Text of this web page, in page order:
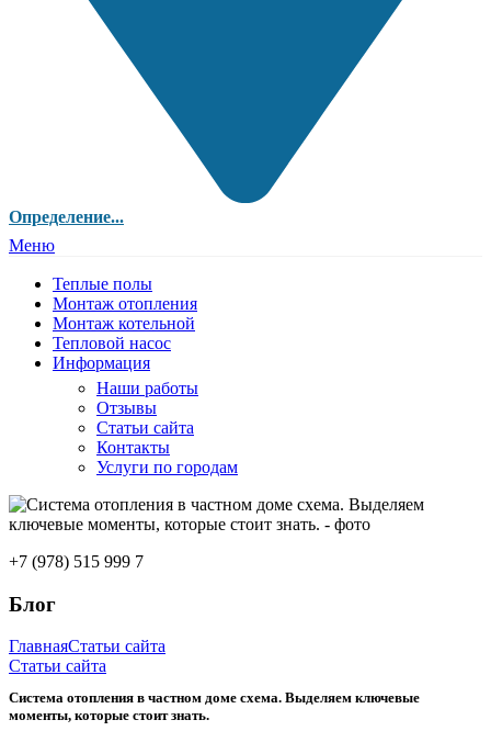
Определение...
Меню
Теплые полы
Монтаж отопления
Монтаж котельной
Тепловой насос
Информация
Наши работы
Отзывы
Статьи сайта
Контакты
Услуги по городам
+7 (978) 515 999 7
Блог
ГлавнаяСтатьи сайта
Статьи сайта
Система отопления в частном доме схема. Выделяем ключевые
моменты, которые стоит знать.